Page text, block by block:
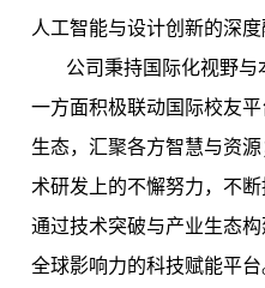
人工智能与设计创新的深度
公司秉持国际化视野与
一方面积极联动国际校友
生态，汇聚各方智慧与资
术研发上的不懈努力，不断
通过技术突破与产业生态
全球影响力的科技赋能平台